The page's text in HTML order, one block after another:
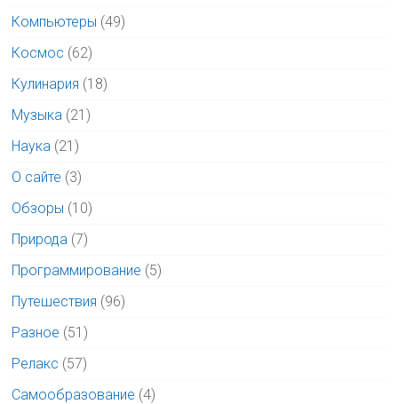
Компьютеры (49)
Космос (62)
Кулинария (18)
Музыка (21)
Наука (21)
О сайте (3)
Обзоры (10)
Природа (7)
Программирование (5)
Путешествия (96)
Разное (51)
Релакс (57)
Самообразование (4)